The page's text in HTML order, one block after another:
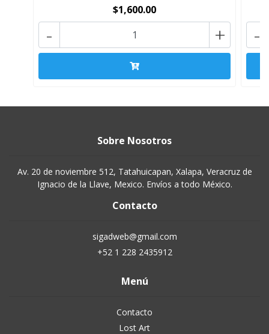
$1,600.00
+
- -
Sobre Nosotros
Av. 20 de noviembre 512, Tatahuicapan, Xalapa, Veracruz de
Ignacio de la Llave, Mexico. Envíos a todo México.
Contacto
sigadweb@gmail.com
+52 1 228 2435912
Menú
Contacto
Lost Art